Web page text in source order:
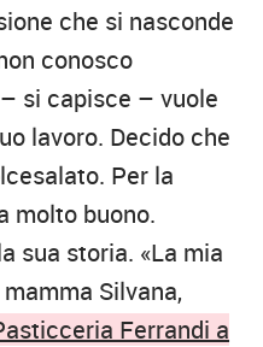
che si nasconde
conosco
si capisce – vuole
lavoro. Decido che
Per la
molto buono.
sua storia. «La mia
Silvana,
Ferrandi a